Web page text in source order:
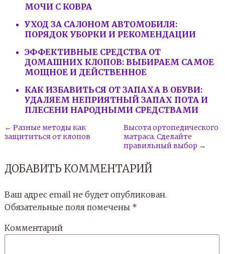
МОЧИ С КОВРА
УХОД ЗА САЛОНОМ АВТОМОБИЛЯ:
ПОРЯДОК УБОРКИ И РЕКОМЕНДАЦИИ
ЭФФЕКТИВНЫЕ СРЕДСТВА ОТ
ДОМАШНИХ КЛОПОВ: ВЫБИРАЕМ САМОЕ
МОЩНОЕ И ДЕЙСТВЕННОЕ
КАК ИЗБАВИТЬСЯ ОТ ЗАПАХА В ОБУВИ:
УДАЛЯЕМ НЕПРИЯТНЫЙ ЗАПАХ ПОТА И
ПЛЕСЕНИ НАРОДНЫМИ СРЕДСТВАМИ
← Разные методы как
защититься от клопов
Высота ортопедического
матраса. Сделайте
правильный выбор →
ДОБАВИТЬ КОММЕНТАРИЙ
Ваш адрес email не будет опубликован.
Обязательные поля помечены *
Комментарий